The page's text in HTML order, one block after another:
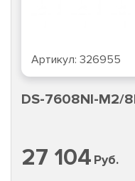
Артикул: 326955
DS-7608NI-M2/
27 104 Руб.